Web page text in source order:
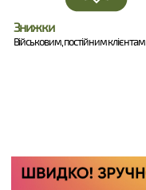
Знижки
Військовим, постійним клієнтам